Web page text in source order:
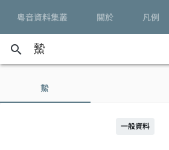
粵音資料集叢 關於 凡例
search
䲀
一般資料